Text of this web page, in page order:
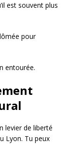
est souvent plus
pour
entourée.
levier de liberté
Lyon. Tu peux